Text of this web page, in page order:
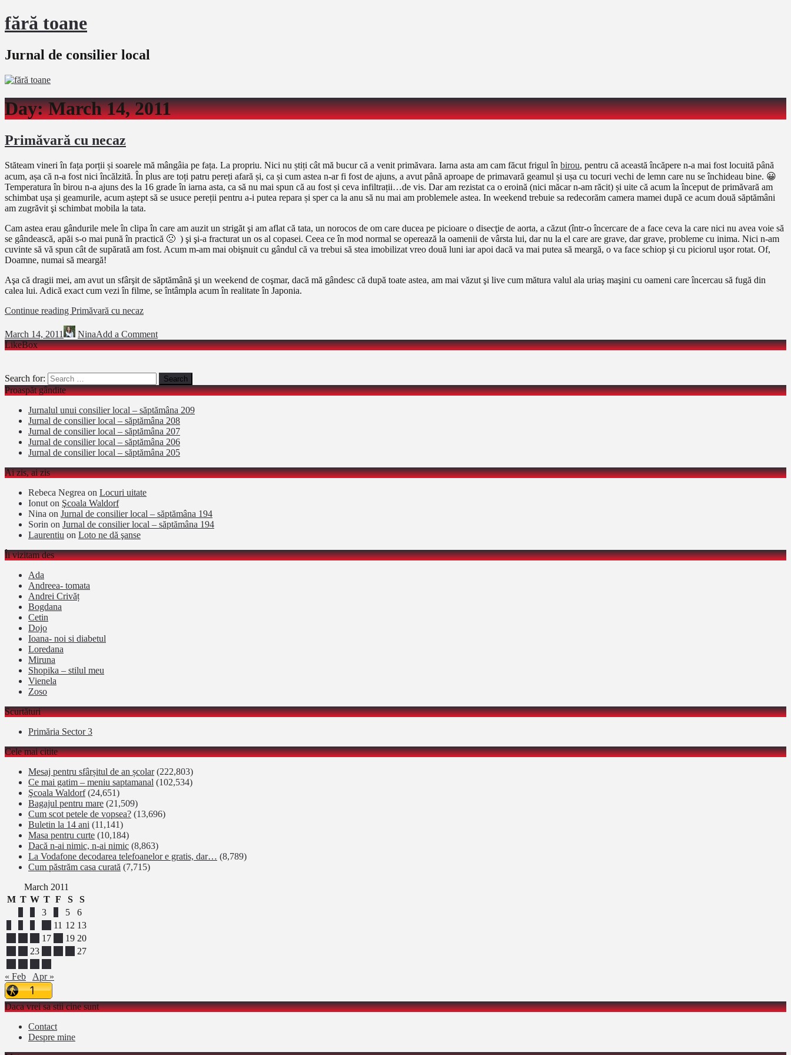
fără toane
Jurnal de consilier local
Day:March 14, 2011
Primăvară cu necaz
Stăteam vineri în fața porții și soarele mă mângâia pe fața. La propriu. Nici nu știți cât mă bucur că a venit primăvara. Iarna asta am cam făcut frigul în birou, pentru că această încăpere n-a mai fost locuită până
acum, așa că n-a fost nici încălzită. În plus are toți patru pereți afară și, ca și cum astea n-ar fi fost de ajuns, a avut până aproape de primavară geamul și ușa cu tocuri vechi de lemn care nu se închideau bine. 😀
Temperatura în birou n-a ajuns des la 16 grade în iarna asta, ca să nu mai spun că au fost și ceva infiltrații…de vis. Dar am rezistat ca o eroină (nici măcar n-am răcit) și uite că acum la început de primăvară am
schimbat ușa și geamurile, acum aștept să se usuce pereții pentru a-i putea repara și sper ca la anu să nu mai am problemele astea. In weekend trebuie sa redecorăm camera mamei după ce acum două săptămâni
am zugrăvit şi schimbat mobila la tata.
Cam astea erau gândurile mele în clipa în care am auzit un strigăt şi am aflat că tata, un norocos de om care ducea pe picioare o disecţie de aorta, a căzut (într-o încercare de a face ceva la care nici nu avea voie să
se gândească, apăi s-o mai pună în practică 🙁 ) şi şi-a fracturat un os al copasei. Ceea ce în mod normal se operează la oamenii de vârsta lui, dar nu la el care are grave, dar grave, probleme cu inima. Nici n-am
cuvinte să vă spun cât de supărată am fost. Acum m-am mai obişnuit cu gândul că va trebui să stea imobilizat vreo două luni iar apoi dacă va mai putea să meargă, o va face schiop şi cu piciorul uşor rotat. Of,
Doamne, numai să meargă!
Aşa că dragii mei, am avut un sfârşit de săptămână şi un weekend de coşmar, dacă mă gândesc că după toate astea, am mai văzut şi live cum mătura valul ala uriaş maşini cu oameni care încercau să fugă din
calea lui. Adică exact cum vezi în filme, se întâmpla acum în realitate în Japonia.
Continue reading Primăvară cu necaz
March 14, 2011 NinaAdd a Comment
LikeBox
Search for:
Proaspăt gândite
Jurnalul unui consilier local – săptămâna 209
Jurnal de consilier local – săptămâna 208
Jurnal de consilier local – săptămâna 207
Jurnal de consilier local – săptămâna 206
Jurnal de consilier local – săptămâna 205
Ai zis, ai zis
Rebeca Negrea on Locuri uitate
Ionut on Şcoala Waldorf
Nina on Jurnal de consilier local – săptămâna 194
Sorin on Jurnal de consilier local – săptămâna 194
Laurentiu on Loto ne dă şanse
Îi vizitam des
Ada
Andreea- tomata
Andrei Crivăț
Bogdana
Cetin
Dojo
Ioana- noi si diabetul
Loredana
Miruna
Shopika – stilul meu
Vienela
Zoso
Scurtături
Primăria Sector 3
Cele mai citite
Mesaj pentru sfârșitul de an școlar (222,803)
Ce mai gatim – meniu saptamanal (102,534)
Şcoala Waldorf (24,651)
Bagajul pentru mare (21,509)
Cum scot petele de vopsea? (13,696)
Buletin la 14 ani (11,141)
Masa pentru curte (10,184)
Dacă n-ai nimic, n-ai nimic (8,863)
La Vodafone decodarea telefoanelor e gratis, dar… (8,789)
Cum păstrăm casa curată (7,715)
March 2011
M T W T F S
S
3 5
6
11 12 13
17 19 20
23
27
« Feb
Apr »
Daca vrei sa stii cine sunt
Contact
Despre mine